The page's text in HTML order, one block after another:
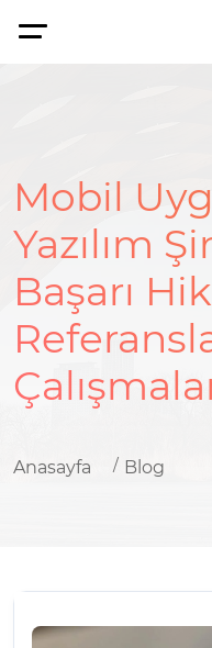
Mobil
Yazılım
Başarı
Anasayfa Blog